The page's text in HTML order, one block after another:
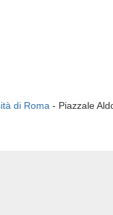
di Roma - Piazzale